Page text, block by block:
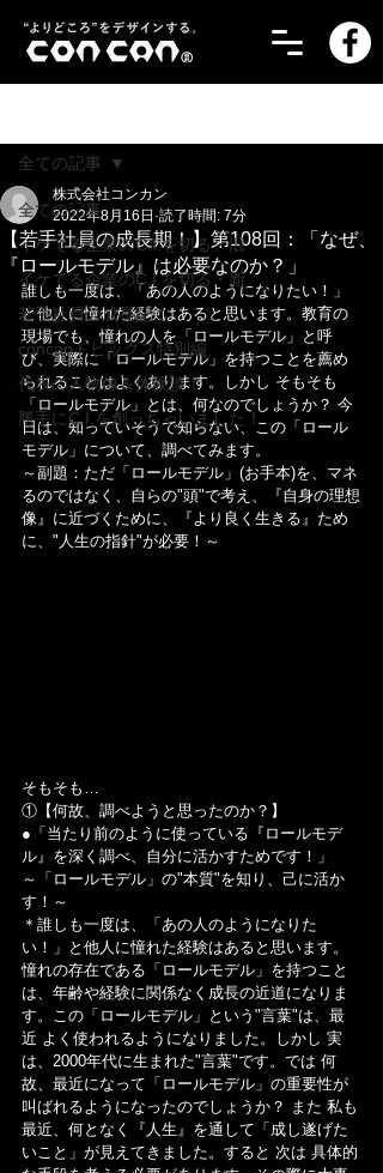
全ての記事
イケてる企業のC.I.を切る・旧
イケてる企業のC.I.を切る・新
若手社員の成長記！
concanトピックス特別編
代表の人物像＆体験談！
勝手にC.I.を創っちゃいました！
全ての記事
【若手社員の成長期！】第108回：「なぜ、
『ロールモデル』は必要なのか？」
株式会社コンカン
2022年8月16日 読了時間: 7分
誰しも一度は、「あの人のようになりたい！」
と他人に憧れた経験はあると思います。教育の
現場でも、憧れの人を「ロールモデル」と呼
び、実際に「ロールモデル」を持つことを薦め
られることはよくあります。しかし そもそも
「ロールモデル」とは、何なのでしょうか？ 今
日は、知っていそうで知らない、この「ロール
モデル」について、調べてみます。
～副題：ただ「ロールモデル」(お手本)を、マネ
るのではなく、自らの"頭"で考え、『自身の理想
像』に近づくために、『より良く生きる』ため
に、"人生の指針"が必要！～
そもそも…
①【何故、調べようと思ったのか？】
●「当たり前のように使っている『ロールモデ
ル』を深く調べ、自分に活かすためです！」
～「ロールモデル」の"本質"を知り、己に活か
す！～
＊誰しも一度は、「あの人のようになりた
い！」と他人に憧れた経験はあると思います。
憧れの存在である「ロールモデル」を持つこと
は、年齢や経験に関係なく成長の近道になりま
す。この「ロールモデル」という"言葉"は、最
近 よく使われるようになりました。しかし 実
は、2000年代に生まれた"言葉"です。では 何
故、最近になって「ロールモデル」の重要性が
叫ばれるようになったのでしょうか？ また 私も
最近、何となく『人生』を通して「成し遂げた
いこと」が見えてきました。すると 次は 具体的